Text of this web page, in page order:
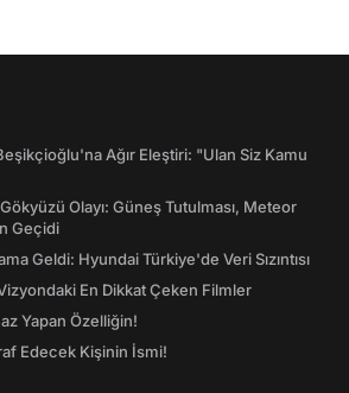
Ağır Eleştiri: "Ulan Siz Kamu
Olayı: Güneş Tutulması, Meteor
Geçidi
Geldi: Hyundai Türkiye'de Veri Sızıntısı
En Dikkat Çeken Filmler
Yapan Özelliğin!
Edecek Kişinin İsmi!